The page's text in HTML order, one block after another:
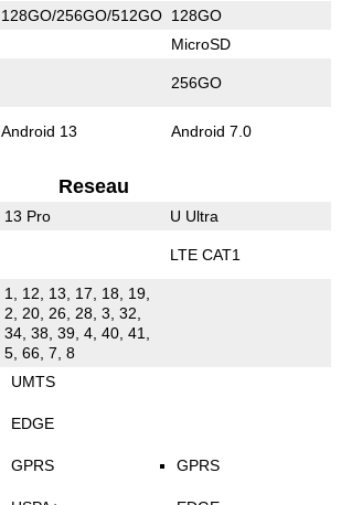
128GO/256GO/512GO 128GO
MicroSD
256GO
Android 13 Android 7.0
Reseau
13 Pro U Ultra
LTE CAT1
1, 12, 13, 17, 18, 19,
2, 20, 26, 28, 3, 32,
34, 38, 39, 4, 40, 41,
5, 66, 7, 8
UMTS
EDGE
GPRS GPRS